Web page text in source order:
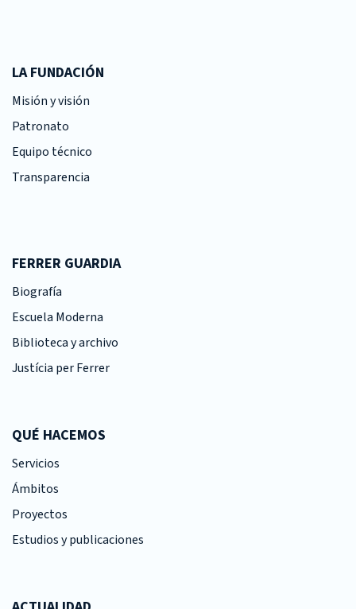
LA FUNDACIÓN
Misión y visión
Patronato
Equipo técnico
Transparencia
FERRER GUARDIA
Biografía
Escuela Moderna
Biblioteca y archivo
Justícia per Ferrer
QUÉ HACEMOS
Servicios
Ámbitos
Proyectos
Estudios y publicaciones